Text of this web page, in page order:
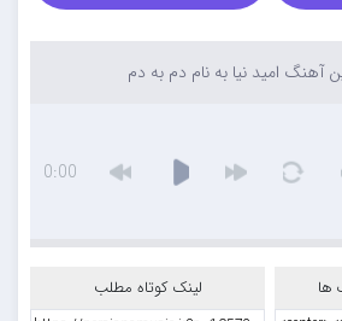
آهنگ امید نیا به نام دم به دم
0:00
ها لینک کوتاه مطلب